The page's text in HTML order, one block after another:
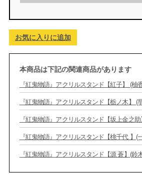
お気に入りに追加
本商品は下記の関連商品があります
『紅鬼物語』アクリルスタンド【紅子】 (柚
『紅鬼物語』アクリルスタンド【栃ノ木】 (
『紅鬼物語』アクリルスタンド【坂上金之
『紅鬼物語』アクリルスタンド【桃千代 】(
『紅鬼物語』アクリルスタンド【源 蒼】(鈴